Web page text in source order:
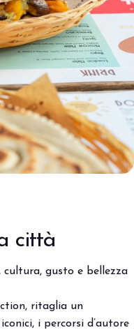
città
cultura, gusto e bellezza
ritaglia un
i percorsi d’autore